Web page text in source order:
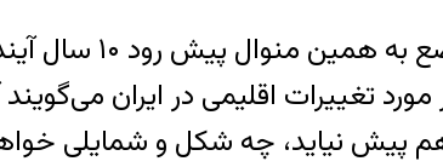
معلوم
مورد تغییرات اقلیمی در ایران
پیش نیاید، چه شکل و شمایلی